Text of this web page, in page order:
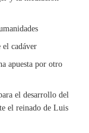
cadáver
apuesta por otro
el desarrollo del
el reinado de Luis